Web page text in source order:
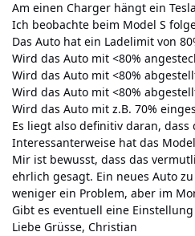
Am einen Charger hängt ein
Ich beobachte beim Model S
Das Auto hat ein Ladelimit von
Wird das Auto mit <80%
Wird das Auto mit <80%
Wird das Auto mit <80%
Wird das Auto mit z.B. 70%
Es liegt also definitiv daran,
Interessanterweise hat das
Mir ist bewusst, dass das
ehrlich gesagt. Ein neues Auto
weniger ein Problem, aber im
Gibt es eventuell eine
Liebe Grüsse, Christian